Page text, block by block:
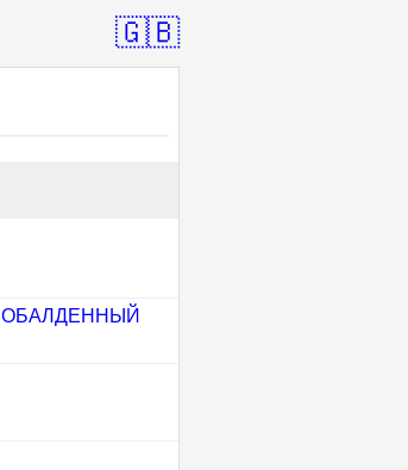
🇬🇧
ОБАЛДЕННЫЙ